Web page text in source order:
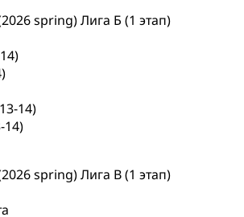
spring) Лига Б (1 этап)
14)
spring) Лига В (1 этап)